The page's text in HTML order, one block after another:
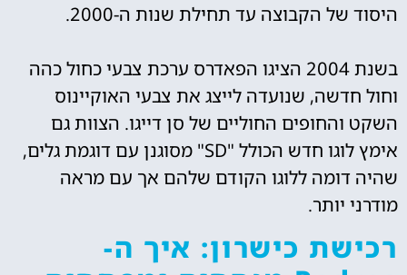
היסוד של הקבוצה עד תחילת שנות ה-2000.
בשנת 2004 הציגו הפאדרס ערכת צבעי כחול כהה
וחול חדשה, שנועדה לייצג את צבעי האוקיינוס
השקט והחופים החוליים של סן דייגו. הצוות גם
אימץ לוגו חדש הכולל "SD" מסוגנן עם דוגמת גלים,
שהיה דומה ללוגו הקודם שלהם אך עם מראה
מודרני יותר.
רכישת כישרון: איך ה-